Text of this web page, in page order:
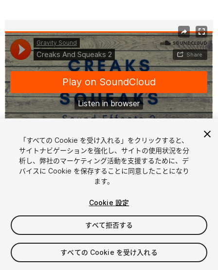
1 /2
$19.99
消費税は決済時に計算されます
「すべての Cookie を受け入れる」をクリックすると、
サイトナビゲーションを強化し、サイトの使用状況を分
析し、弊社のマーケティング活動を支援するために、デ
バイスに Cookie を保存することに同意したことになり
ます。
Cookie 設定
すべて拒否する
すべての Cookie を受け入れる